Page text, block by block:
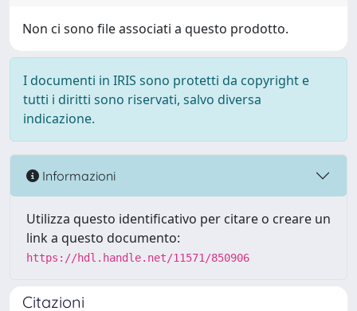
Non ci sono file associati a questo prodotto.
I documenti in IRIS sono protetti da copyright e
tutti i diritti sono riservati, salvo diversa
indicazione.
Informazioni
Utilizza questo identificativo per citare o creare un
link a questo documento:
https://hdl.handle.net/11571/850906
Citazioni